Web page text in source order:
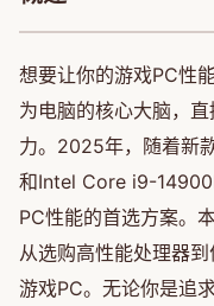
想要让你的游戏PC性
为电脑的核心大脑，
力。2025年，随着新
和Intel Core i9-
PC性能的首选方案。
从选购高性能处理器
游戏PC。无论你是追